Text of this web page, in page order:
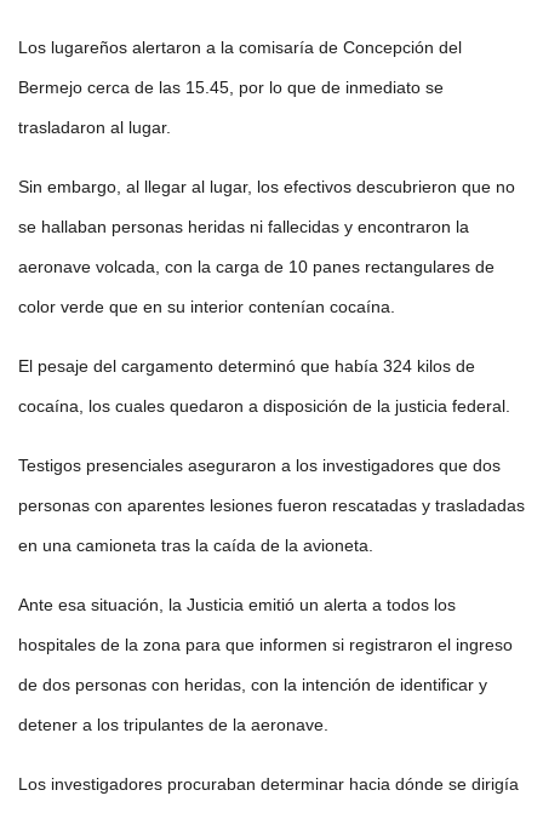
Los lugareños alertaron a la comisaría de Concepción del
Bermejo cerca de las 15.45, por lo que de inmediato se
trasladaron al lugar.
Sin embargo, al llegar al lugar, los efectivos descubrieron que no
se hallaban personas heridas ni fallecidas y encontraron la
aeronave volcada, con la carga de 10 panes rectangulares de
color verde que en su interior contenían cocaína.
El pesaje del cargamento determinó que había 324 kilos de
cocaína, los cuales quedaron a disposición de la justicia federal.
Testigos presenciales aseguraron a los investigadores que dos
personas con aparentes lesiones fueron rescatadas y trasladadas
en una camioneta tras la caída de la avioneta.
Ante esa situación, la Justicia emitió un alerta a todos los
hospitales de la zona para que informen si registraron el ingreso
de dos personas con heridas, con la intención de identificar y
detener a los tripulantes de la aeronave.
Los investigadores procuraban determinar hacia dónde se dirigía